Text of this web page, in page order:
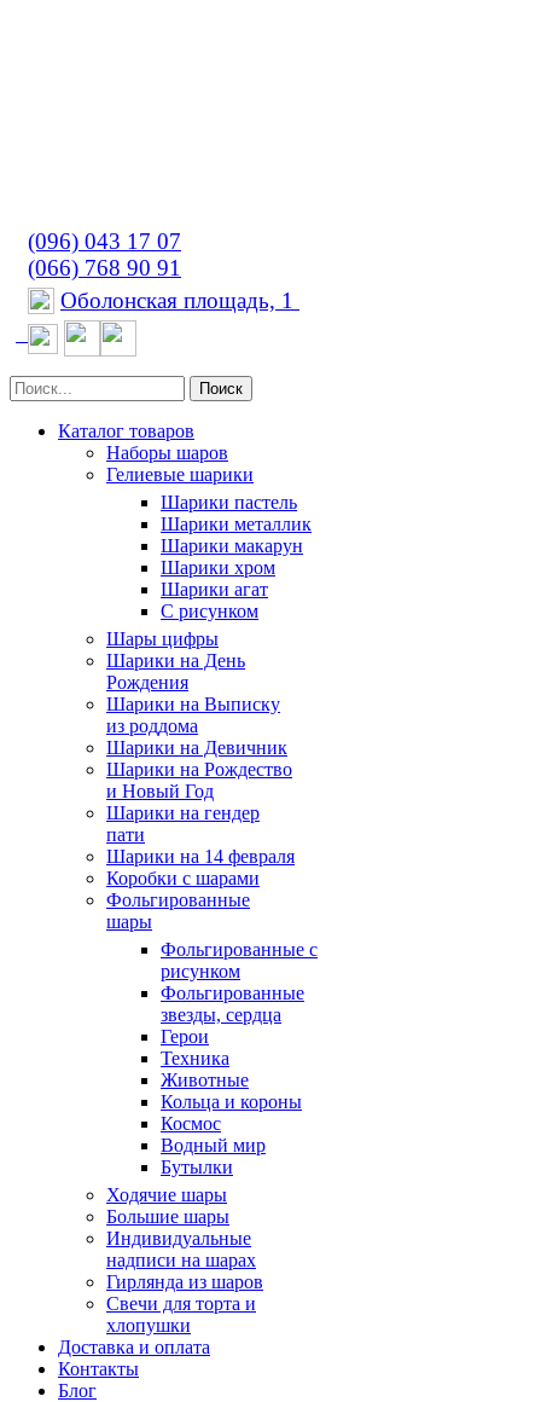
(096) 043 17 07
(066) 768 90 91
Оболонская площадь, 1
Поиск
Каталог товаров
Наборы шаров
Гелиевые шарики
Шарики пастель
Шарики металлик
Шарики макарун
Шарики хром
Шарики агат
С рисунком
Шары цифры
Шарики на День
Рождения
Шарики на Выписку
из роддома
Шарики на Девичник
Шарики на Рождество
и Новый Год
Шарики на гендер
пати
Шарики на 14 февраля
Коробки с шарами
Фольгированные
шары
Фольгированные с
рисунком
Фольгированные
звезды, сердца
Герои
Техника
Животные
Кольца и короны
Космос
Водный мир
Бутылки
Ходячие шары
Большие шары
Индивидуальные
надписи на шарах
Гирлянда из шаров
Свечи для торта и
хлопушки
Доставка и оплата
Контакты
Блог